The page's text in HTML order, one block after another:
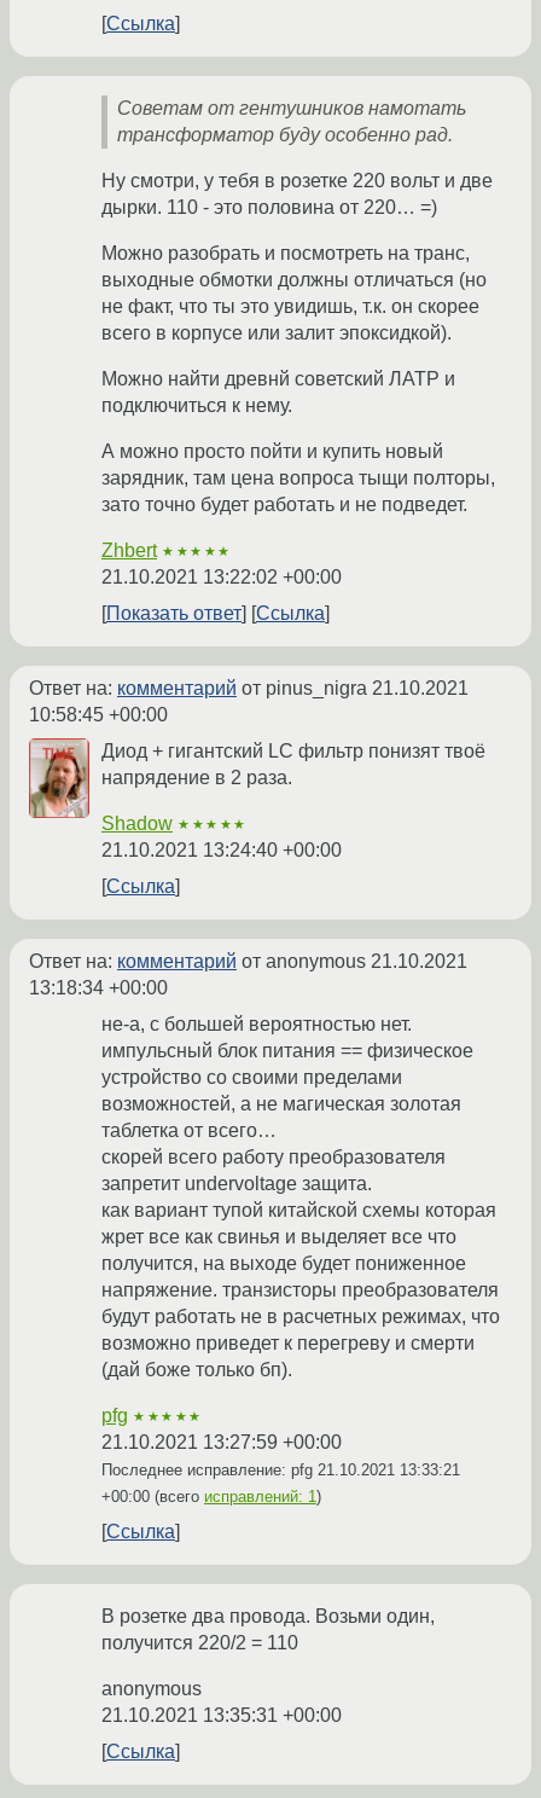
Ссылка
Советам от гентушников намотать
трансформатор буду особенно рад.
Ну смотри, у тебя в розетке 220 вольт и две
дырки. 110 - это половина от 220… =)
Можно разобрать и посмотреть на транс,
выходные обмотки должны отличаться (но
не факт, что ты это увидишь, т.к. он скорее
всего в корпусе или залит эпоксидкой).
Можно найти древнй советский ЛАТР и
подключиться к нему.
А можно просто пойти и купить новый
зарядник, там цена вопроса тыщи полторы,
зато точно будет работать и не подведет.
Zhbert ★★★★★
21.10.2021 13:22:02 +00:00
Показать ответ
Ссылка
Ответ на: комментарий от pinus_nigra 21.10.2021
10:58:45 +00:00
Диод + гигантский LC фильтр понизят твоё
напрядение в 2 раза.
Shadow ★★★★★
21.10.2021 13:24:40 +00:00
Ссылка
Ответ на: комментарий от anonymous 21.10.2021
13:18:34 +00:00
не-а, с большей вероятностью нет.
импульсный блок питания == физическое
устройство со своими пределами
возможностей, а не магическая золотая
таблетка от всего…
скорей всего работу преобразователя
запретит undervoltage защита.
как вариант тупой китайской схемы которая
жрет все как свинья и выделяет все что
получится, на выходе будет пониженное
напряжение. транзисторы преобразователя
будут работать не в расчетных режимах, что
возможно приведет к перегреву и смерти
(дай боже только бп).
pfg ★★★★★
21.10.2021 13:27:59 +00:00
Последнее исправление: pfg 21.10.2021 13:33:21
+00:00 (всего исправлений: 1)
Ссылка
В розетке два провода. Возьми один,
получится 220/2 = 110
anonymous
21.10.2021 13:35:31 +00:00
Ссылка